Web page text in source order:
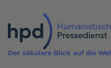
Inhalt
Der säkulare Blick auf die